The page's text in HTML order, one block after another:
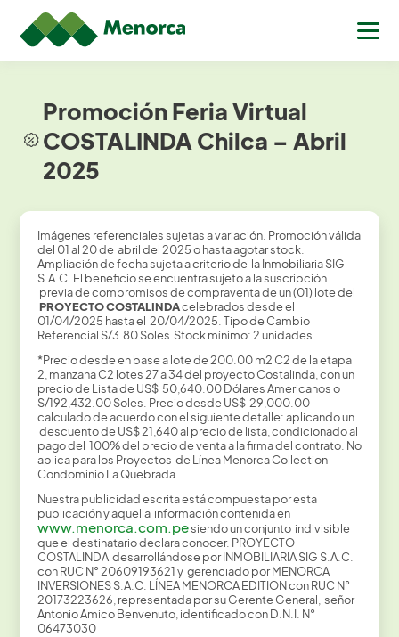
Promoción Feria Virtual
COSTALINDA Chilca – Abril
2025
Imágenes referenciales sujetas a variación. Promoción válida
del 01 al 20 de abril del 2025 o hasta agotar stock.
Ampliación de fecha sujeta a criterio de la Inmobiliaria SIG
S.A.C. El beneficio se encuentra sujeto a la suscripción
previa de compromisos de compraventa de un (01) lote del
PROYECTO COSTALINDAcelebrados desde el
01/04/2025 hasta el 20/04/2025. Tipo de Cambio
Referencial S/3.80 Soles.Stock mínimo: 2 unidades.
*Precio desde en base a lote de 200.00 m2 C2 de la etapa
2, manzana C2 lotes 27 a 34 del proyecto Costalinda, con un
precio de Lista de US$ 50,640.00 Dólares Americanos o
S/192,432.00 Soles. Precio desde US$ 29,000.00
calculado de acuerdo con el siguiente detalle: aplicando un
descuento de US$ 21,640 al precio de lista, condicionado al
pago del 100% del precio de venta a la firma del contrato. No
aplica para los Proyectos de Línea Menorca Collection –
Condominio La Quebrada.
Nuestra publicidad escrita está compuesta por esta
publicación y aquella información contenida en
www.menorca.com.pesiendo un conjunto indivisible
que el destinatario declara conocer. PROYECTO
COSTALINDA desarrollándose por INMOBILIARIA SIG S.A.C.
con RUC N° 20609193621 y gerenciado por MENORCA
INVERSIONES S.A.C. LÍNEA MENORCA EDITION con RUC N°
20173223626, representada por su Gerente General, señor
Antonio Amico Benvenuto, identificado con D.N.I. N°
06473030